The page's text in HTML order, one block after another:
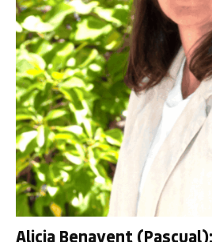
Alicia Benavent